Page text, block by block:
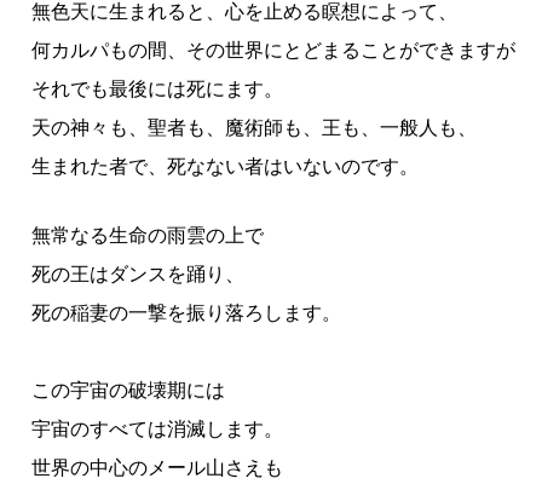
無色天に生まれると、心を止める瞑想によって、
何カルパもの間、その世界にとどまることができますが
それでも最後には死にます。
天の神々も、聖者も、魔術師も、王も、一般人も、
生まれた者で、死なない者はいないのです。
無常なる生命の雨雲の上で
死の王はダンスを踊り、
死の稲妻の一撃を振り落ろします。
この宇宙の破壊期には
宇宙のすべては消滅します。
世界の中心のメール山さえも